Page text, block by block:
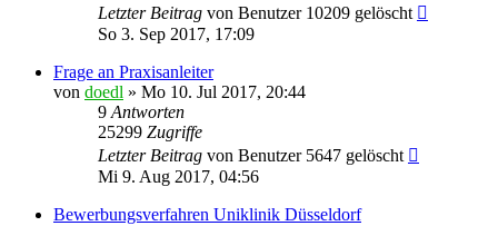
Letzter Beitrag von Benutzer 10209 gelöscht
So 3. Sep 2017, 17:09
Frage an Praxisanleiter
von doedl » Mo 10. Jul 2017, 20:44
9 Antworten
25299 Zugriffe
Letzter Beitrag von Benutzer 5647 gelöscht
Mi 9. Aug 2017, 04:56
Bewerbungsverfahren Uniklinik Düsseldorf